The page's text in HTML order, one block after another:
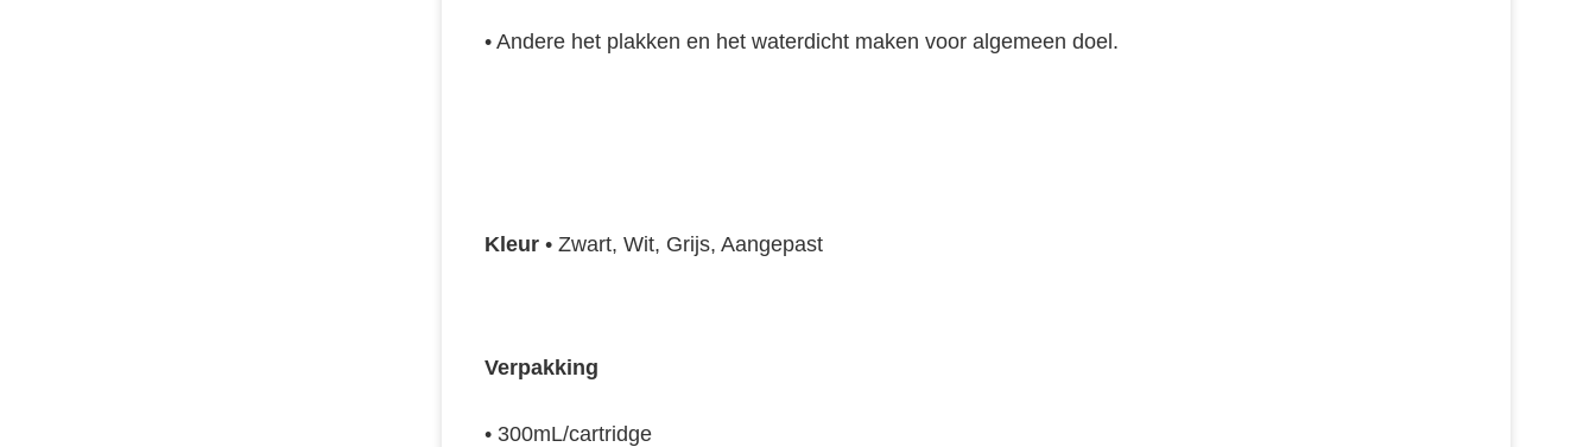
• Andere het plakken en het waterdicht maken voor algemeen doel.
Kleur • Zwart, Wit, Grijs, Aangepast
Verpakking
• 300mL/cartridge